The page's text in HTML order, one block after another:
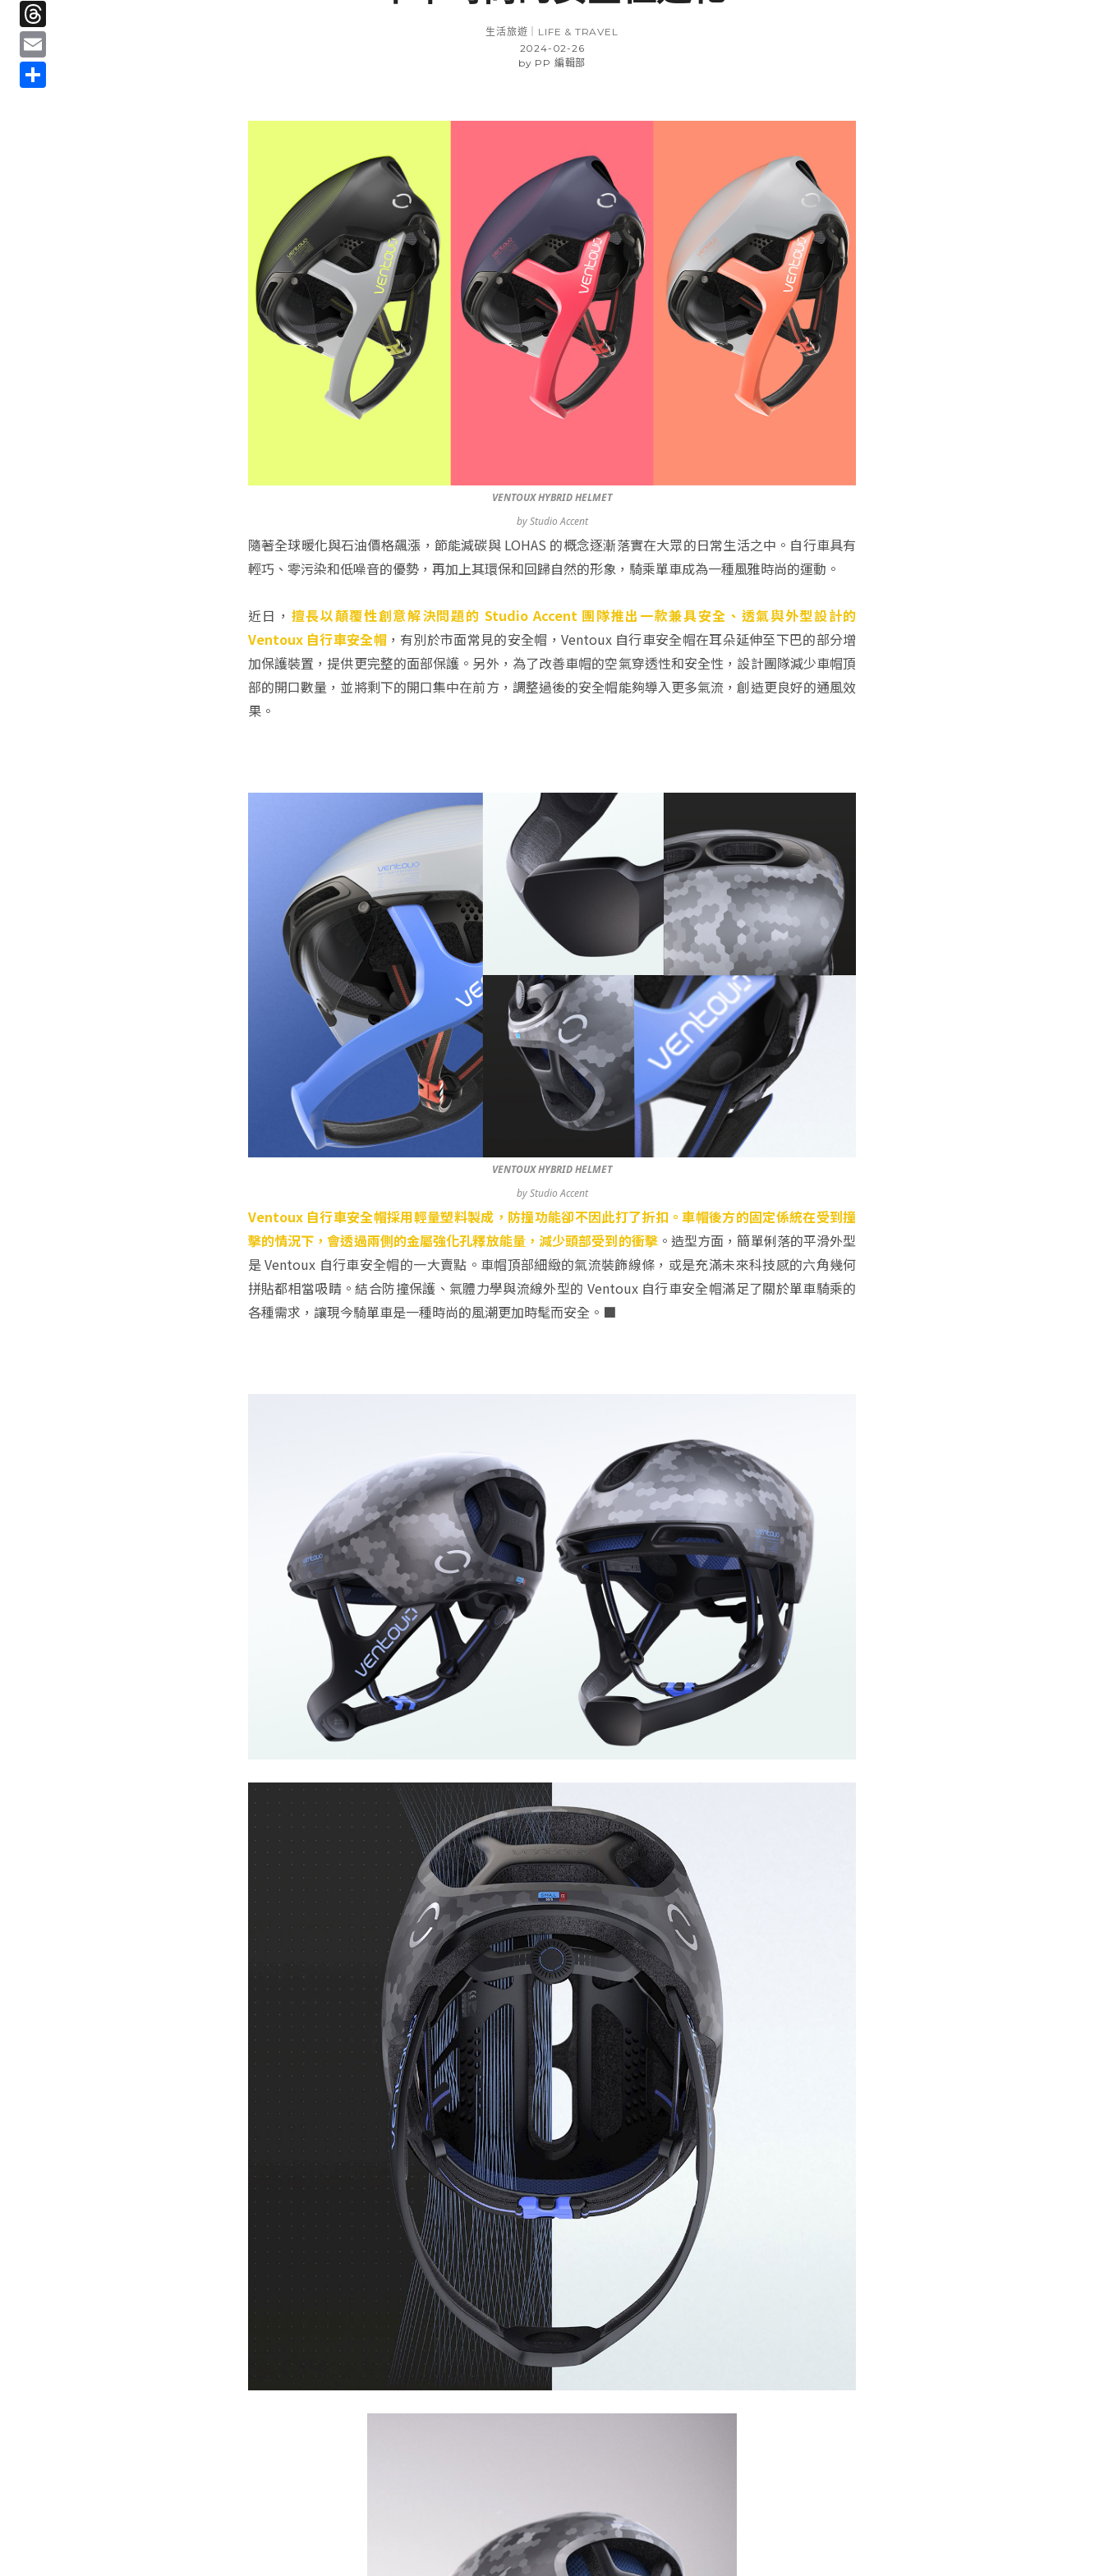
生活旅遊｜LIFE & TRAVEL
2024-02-26
by PP 編輯部
VENTOUX HYBRID HELMET
by Studio Accent
隨著全球暖化與石油價格飆漲，節能減碳與 LOHAS 的概念逐漸落實在大眾的日常生活之中。自行車具有
輕巧、零污染和低噪音的優勢，再加上其環保和回歸自然的形象，騎乘單車成為一種風雅時尚的運動。
近日， 擅長以顛覆性創意解決問題的 Studio Accent 團隊推出一款兼具安全、透氣與外型設計的
Ventoux 自行車安全帽，有別於市面常見的安全帽，Ventoux 自行車安全帽在耳朵延伸至下巴的部分增
加保護裝置，提供更完整的面部保護。另外，為了改善車帽的空氣穿透性和安全性，設計團隊減少車帽頂
部的開口數量，並將剩下的開口集中在前方，調整過後的安全帽能夠導入更多氣流，創造更良好的通風效
果。
VENTOUX HYBRID HELMET
by Studio Accent
Ventoux 自行車安全帽採用輕量塑料製成，防撞功能卻不因此打了折扣。車帽後方的固定係統在受到撞
擊的情況下，會透過兩側的金屬強化孔釋放能量，減少頭部受到的衝擊。造型方面，簡單俐落的平滑外型
是 Ventoux 自行車安全帽的一大賣點。車帽頂部細緻的氣流裝飾線條，或是充滿未來科技感的六角幾何
拼貼都相當吸睛。結合防撞保護、氣體力學與流線外型的 Ventoux 自行車安全帽滿足了關於單車騎乘的
各種需求，讓現今騎單車是一種時尚的風潮更加時髦而安全。■